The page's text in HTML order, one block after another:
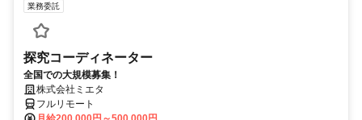
業務委託
探究コーディネーター
全国での大規模募集！
株式会社ミエタ
フルリモート